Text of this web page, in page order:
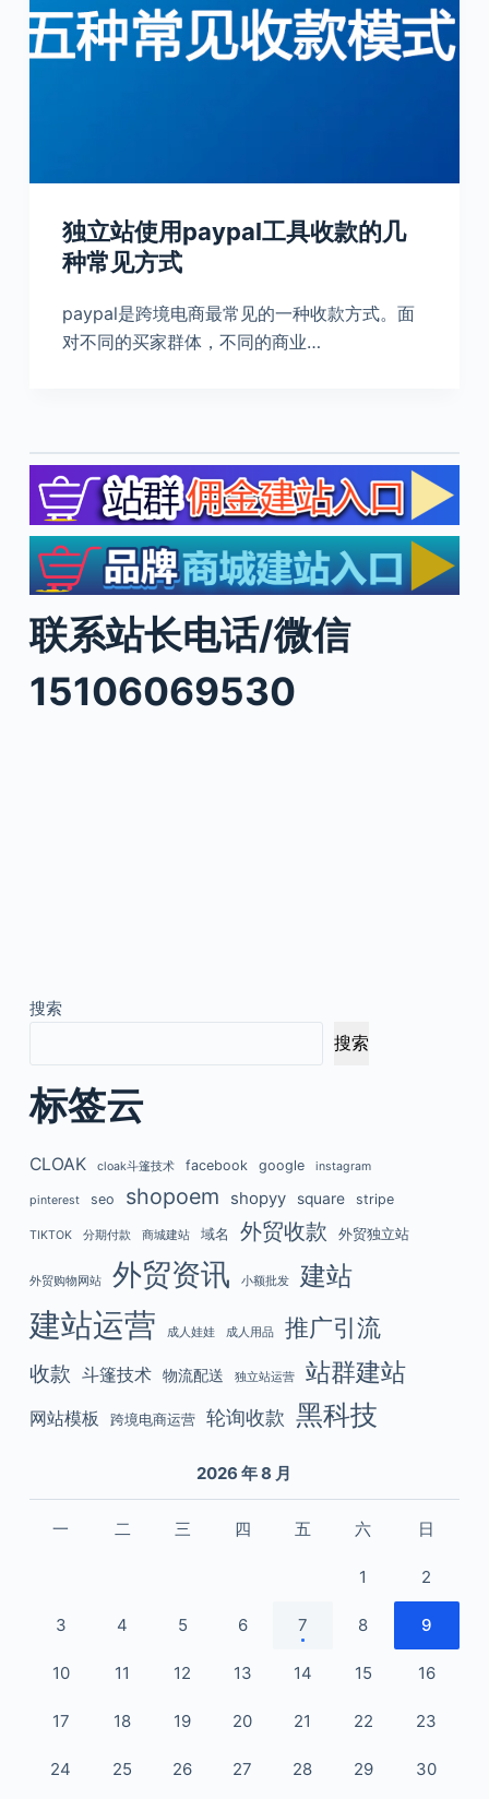
独立站使用paypal工具收款的几
种常见方式
paypal是跨境电商最常见的一种收款方式。面
对不同的买家群体，不同的商业…
联系站长电话/微信
15106069530
搜索
搜索
标签云
CLOAK cloak斗篷技术 facebook google instagram
pinterest seo shopoem shopyy square stripe
TIKTOK 分期付款 商城建站 域名 外贸收款 外贸独立站
外贸购物网站 外贸资讯 小额批发 建站
建站运营 成人娃娃 成人用品 推广引流
收款 斗篷技术 物流配送 独立站运营 站群建站
网站模板 跨境电商运营 轮询收款 黑科技
2026 年 8 月
一 二 三 四 五 六 日
1 2
3 4 5 6 7 8 9
10 11 12 13 14 15 16
17 18 19 20 21 22 23
24 25 26 27 28 29 30